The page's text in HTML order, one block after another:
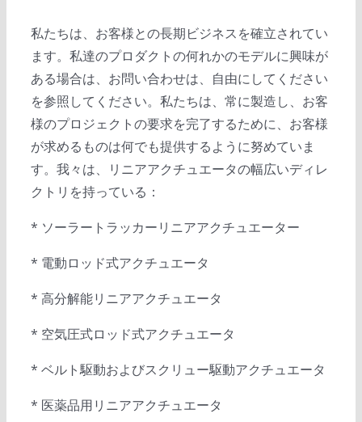
私たちは、お客様との長期ビジネスを確立されてい
ます。私達のプロダクトの何れかのモデルに興味が
ある場合は、お問い合わせは、自由にしてください
を参照してください。私たちは、常に製造し、お客
様のプロジェクトの要求を完了するために、お客様
が求めるものは何でも提供するように努めていま
す。我々は、リニアアクチュエータの幅広いディレ
クトリを持っている：
* ソーラートラッカーリニアアクチュエーター
* 電動ロッド式アクチュエータ
* 高分解能リニアアクチュエータ
* 空気圧式ロッド式アクチュエータ
* ベルト駆動およびスクリュー駆動アクチュエータ
* 医薬品用リニアアクチュエータ